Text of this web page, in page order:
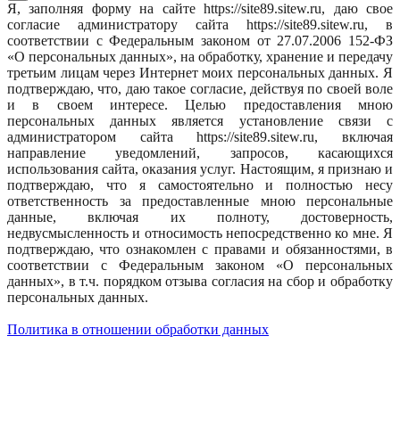
Я, заполняя форму на сайте https://site89.sitew.ru, даю свое
согласие администратору сайта https://site89.sitew.ru, в
соответствии с Федеральным законом от 27.07.2006 152-ФЗ
«О персональных данных», на обработку, хранение и передачу
третьим лицам через Интернет моих персональных данных. Я
подтверждаю, что, даю такое согласие, действуя по своей воле
и в своем интересе. Целью предоставления мною
персональных данных является установление связи с
администратором сайта https://site89.sitew.ru, включая
направление уведомлений, запросов, касающихся
использования сайта, оказания услуг. Настоящим, я признаю и
подтверждаю, что я самостоятельно и полностью несу
ответственность за предоставленные мною персональные
данные, включая их полноту, достоверность,
недвусмысленность и относимость непосредственно ко мне. Я
подтверждаю, что ознакомлен с правами и обязанностями, в
соответствии с Федеральным законом «О персональных
данных», в т.ч. порядком отзыва согласия на сбор и обработку
персональных данных.
Политика в отношении обработки данных